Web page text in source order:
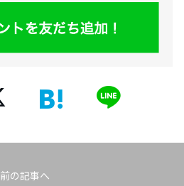
前の記事へ